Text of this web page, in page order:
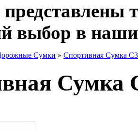
выбор в
Сумки » Спортивная Сумка
Сумка